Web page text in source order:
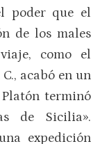
poder que el
de los males
como el
acabó en un
terminó
de Sicilia».
expedición